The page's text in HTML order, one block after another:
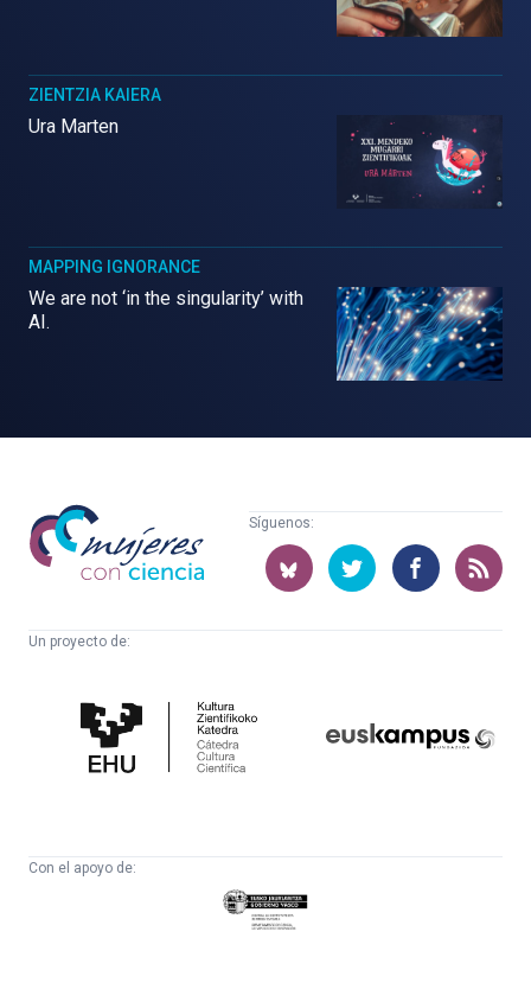
ZIENTZIA KAIERA
Ura Marten
MAPPING IGNORANCE
We are not ‘in the singularity’ with
AI.
Mujeres
con
ciencia
Síguenos:
Un proyecto de:
Cultura
Científica
Con el apoyo de:
Eusko
Jaurlaritza